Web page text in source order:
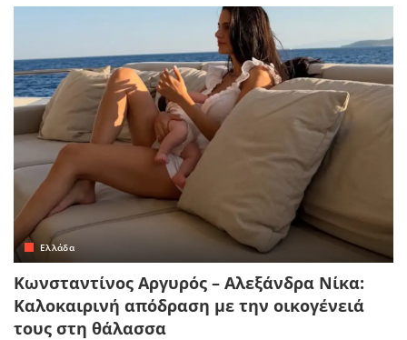
Ελλάδα
Κωνσταντίνος Αργυρός – Αλεξάνδρα Νίκα:
Καλοκαιρινή απόδραση με την οικογένειά
τους στη θάλασσα